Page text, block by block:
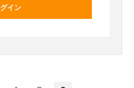
イン